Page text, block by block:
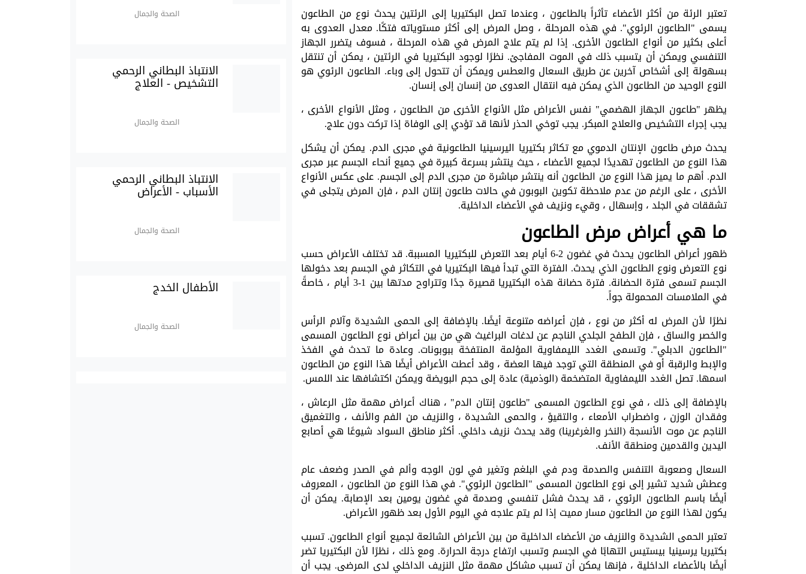
تعتبر الرئة من أكثر الأعضاء تأثراً بالطاعون ، وعندما تصل البكتيريا إلى الرئتين يحدث نوع من الطاعون
يسمى "الطاعون الرئوي". في هذه المرحلة ، وصل المرض إلى أكثر مستوياته فتكًا. معدل العدوى به
أعلى بكثير من أنواع الطاعون الأخرى. إذا لم يتم علاج المرض في هذه المرحلة ، فسوف يتضرر الجهاز
التنفسي ويمكن أن يتسبب ذلك في الموت المفاجئ. نظرًا لوجود البكتيريا في الرئتين ، يمكن أن تنتقل
بسهولة إلى أشخاص آخرين عن طريق السعال والعطس ويمكن أن تتحول إلى وباء. الطاعون الرئوي هو
النوع الوحيد من الطاعون الذي يمكن فيه انتقال العدوى من إنسان إلى إنسان.
يظهر "طاعون الجهاز الهضمي" نفس الأعراض مثل الأنواع الأخرى من الطاعون ، ومثل الأنواع الأخرى ،
يجب إجراء التشخيص والعلاج المبكر. يجب توخي الحذر لأنها قد تؤدي إلى الوفاة إذا تركت دون علاج.
يحدث مرض طاعون الإنتان الدموي مع تكاثر بكتيريا اليرسينيا الطاعونية في مجرى الدم. يمكن أن يشكل
هذا النوع من الطاعون تهديدًا لجميع الأعضاء ، حيث ينتشر بسرعة كبيرة في جميع أنحاء الجسم عبر مجرى
الدم. أهم ما يميز هذا النوع من الطاعون أنه ينتشر مباشرة من مجرى الدم إلى الجسم. على عكس الأنواع
الأخرى ، على الرغم من عدم ملاحظة تكوين البوبون في حالات طاعون إنتان الدم ، فإن المرض يتجلى في
تشققات في الجلد ، وإسهال ، وقيء ونزيف في الأعضاء الداخلية.
ما هي أعراض مرض الطاعون
ظهور أعراض الطاعون يحدث في غضون 2-6 أيام بعد التعرض للبكتيريا المسببة. قد تختلف الأعراض حسب
نوع التعرض ونوع الطاعون الذي يحدث. الفترة التي تبدأ فيها البكتيريا في التكاثر في الجسم بعد دخولها
الجسم تسمى فترة الحضانة. فترة حضانة هذه البكتيريا قصيرة جدًا وتتراوح مدتها بين 1-3 أيام ، خاصةً
في الملامسات المحمولة جواً.
نظرًا لأن المرض له أكثر من نوع ، فإن أعراضه متنوعة أيضًا. بالإضافة إلى الحمى الشديدة وآلام الرأس
والخصر والساق ، فإن الطفح الجلدي الناجم عن لدغات البراغيث هي من بين أعراض نوع الطاعون المسمى
"الطاعون الدبلي". وتسمى الغدد الليمفاوية المؤلمة المنتفخة ببوبونات. وعادة ما تحدث في الفخذ
والإبط والرقبة أو في المنطقة التي توجد فيها العضة ، وقد أعطت الأعراض أيضًا هذا النوع من الطاعون
اسمها. تصل الغدد الليمفاوية المتضخمة (الوذمية) عادة إلى حجم البويضة ويمكن اكتشافها عند اللمس.
بالإضافة إلى ذلك ، في نوع الطاعون المسمى "طاعون إنتان الدم" ، هناك أعراض مهمة مثل الرعاش ،
وفقدان الوزن ، واضطراب الأمعاء ، والتقيؤ ، والحمى الشديدة ، والنزيف من الفم والأنف ، والتغميق
الناجم عن موت الأنسجة (النخر والغرغرينا) وقد يحدث نزيف داخلي. أكثر مناطق السواد شيوعًا هي أصابع
اليدين والقدمين ومنطقة الأنف.
السعال وصعوبة التنفس والصدمة ودم في البلغم وتغير في لون الوجه وألم في الصدر وضعف عام
وعطش شديد تشير إلى نوع الطاعون المسمى "الطاعون الرئوي". في هذا النوع من الطاعون ، المعروف
أيضًا باسم الطاعون الرئوي ، قد يحدث فشل تنفسي وصدمة في غضون يومين بعد الإصابة. يمكن أن
يكون لهذا النوع من الطاعون مسار مميت إذا لم يتم علاجه في اليوم الأول بعد ظهور الأعراض.
تعتبر الحمى الشديدة والنزيف من الأعضاء الداخلية من بين الأعراض الشائعة لجميع أنواع الطاعون. تسبب
بكتيريا يرسينيا بيستيس التهابًا في الجسم وتسبب ارتفاع درجة الحرارة. ومع ذلك ، نظرًا لأن البكتيريا تضر
أيضًا بالأعضاء الداخلية ، فإنها يمكن أن تسبب مشاكل مهمة مثل النزيف الداخلي لدى المرضى. يجب أن
الصحة والجمال
الانتباذ البطاني الرحمي
التشخيص - العلاج
الصحة والجمال
الانتباذ البطاني الرحمي
الأسباب - الأعراض
الصحة والجمال
الأطفال الخدج
الصحة والجمال